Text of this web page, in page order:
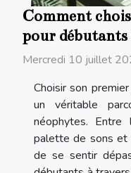
Comment
pour débutants
Mercredi 10 juillet
Choisir son
un véritable
néophytes. Entre
palette de sons et
de se sentir